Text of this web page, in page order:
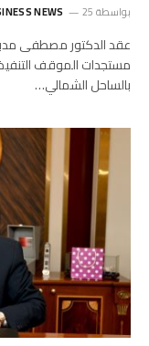
بواسطة NEWS 25 فبراير، 2025
عقد الدكتور مصطفى
مستجدات الموقف
بالساحل الشمالي…